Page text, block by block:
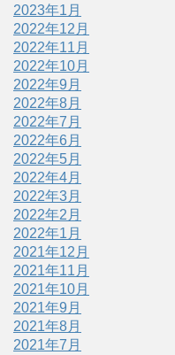
2023年1月
2022年12月
2022年11月
2022年10月
2022年9月
2022年8月
2022年7月
2022年6月
2022年5月
2022年4月
2022年3月
2022年2月
2022年1月
2021年12月
2021年11月
2021年10月
2021年9月
2021年8月
2021年7月